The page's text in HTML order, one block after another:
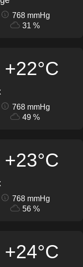
768 mmHg
31 %
+22°C
768 mmHg
49 %
+23°C
768 mmHg
56 %
+24°C